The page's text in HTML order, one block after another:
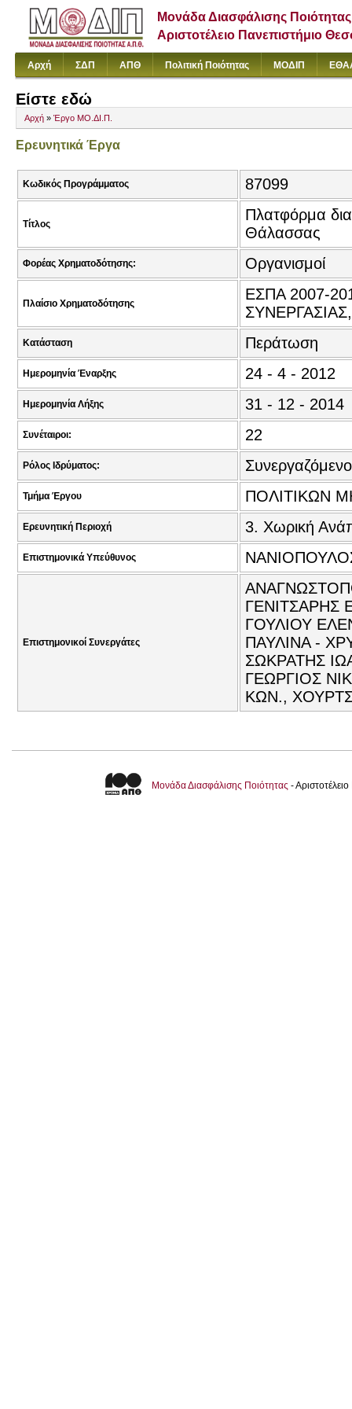
Μονάδα Διασφάλισης Ποιότητας
Αριστοτέλειο Πανεπιστήμιο
Αρχή ΣΔΠ ΑΠΘ Πολιτική Ποιότητας ΜΟΔΙΠ
Είστε εδώ
Αρχή » Έργο ΜΟ.ΔΙ.Π.
Ερευνητικά Έργα
Κωδικός Προγράμματος 87099
Τίτλος
Πλατφόρμα
Θάλασσας
Φορέας Χρηματοδότησης: Οργανισμοί
Πλαίσιο Χρηματοδότησης
ΕΣΠΑ 2007-
Κατάσταση Περάτωση
Ημερομηνία Έναρξης 24 - 4 - 2012
Ημερομηνία Λήξης 31 - 12 - 2014
Συνέταιροι: 22
Ρόλος Ιδρύματος:
Τμήμα Έργου ΠΟΛΙΤΙΚΩΝ
Ερευνητική Περιοχή 3. Χωρική
Επιστημονικά Υπεύθυνος
Επιστημονικοί Συνεργάτες
ΓΕΝΙΤΣΑΡΗΣ
ΓΟΥΛΙΟΥ
ΠΑΥΛΙΝΑ -
ΣΩΚΡΑΤΗΣ
ΓΕΩΡΓΙΟΣ
ΚΩΝ.,
Μονάδα Διασφάλισης Ποιότητας -